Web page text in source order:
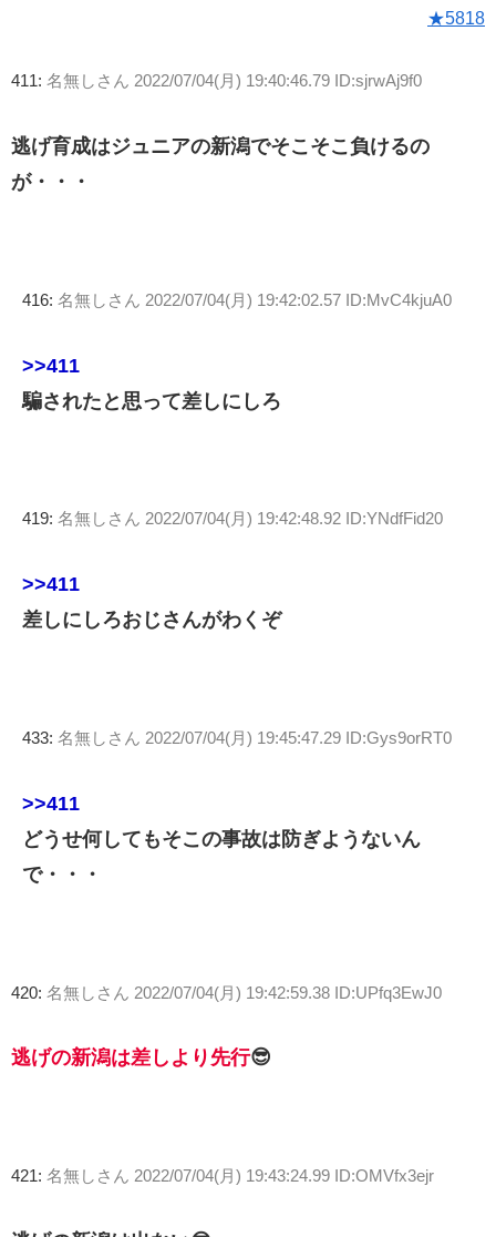
★5818
411: 名無しさん 2022/07/04(月) 19:40:46.79 ID:sjrwAj9f0
逃げ育成はジュニアの新潟でそこそこ負けるの
が・・・
416: 名無しさん 2022/07/04(月) 19:42:02.57 ID:MvC4kjuA0
>>411
騙されたと思って差しにしろ
419: 名無しさん 2022/07/04(月) 19:42:48.92 ID:YNdfFid20
>>411
差しにしろおじさんがわくぞ
433: 名無しさん 2022/07/04(月) 19:45:47.29 ID:Gys9orRT0
>>411
どうせ何してもそこの事故は防ぎようないん
で・・・
420: 名無しさん 2022/07/04(月) 19:42:59.38 ID:UPfq3EwJ0
逃げの新潟は差しより先行😎
421: 名無しさん 2022/07/04(月) 19:43:24.99 ID:OMVfx3ejr